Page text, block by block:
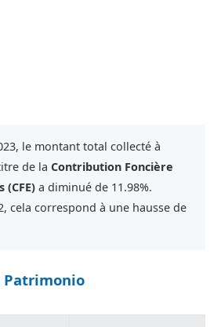
le montant total collecté à
de la Contribution Foncière
(CFE) a diminué de 11.98%.
cela correspond à une hausse de
Patrimonio